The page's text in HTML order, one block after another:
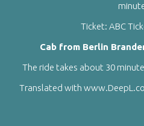
Ticket: ABC
Cab from Berlin
The ride takes about 30
Translated with